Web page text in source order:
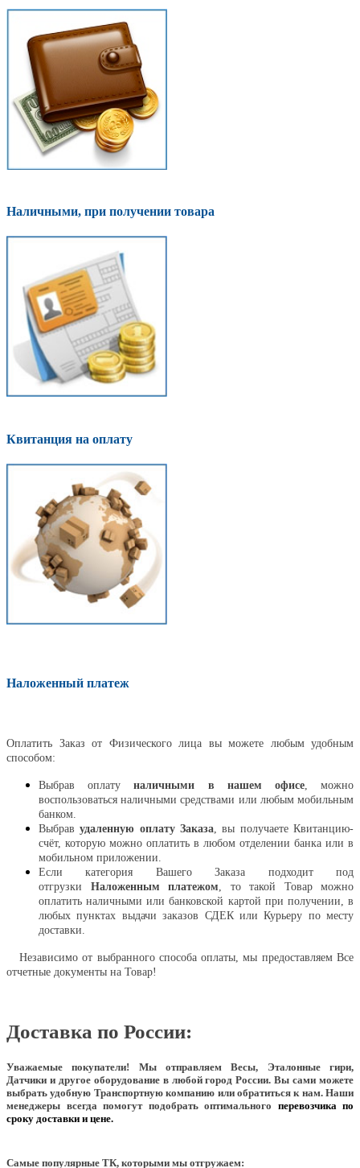
Наличными, при получении товара
Квитанция на оплату
Наложенный платеж
Оплатить Заказ от Физического лица вы можете любым удобным
способом:
Выбрав оплатуналичными в нашем офисе, можно
воспользоваться наличными средствами или любым мобильным
банком.
Выбравудаленную оплату Заказа , вы получаете Квитанцию-
счёт, которую можно оплатить в любом отделении банка или в
мобильном приложении.
Если категория Вашего Заказа подходит под
отгрузки Наложенным платежом , то такой Товар можно
оплатить наличными или банковской картой при получении, в
любых пунктах выдачи заказов СДЕК или Курьеру по месту
доставки.
Независимо от выбранного способа оплаты, мы предоставляем Все
отчетные документы на Товар!
Доставка по России:
Уважаемые покупатели! Мы отправляем Весы, Эталонные гири,
Датчики и другое оборудование в любой город России. Вы сами можете
выбрать удобную Транспортную компанию или обратиться к нам. Наши
менеджеры всегда помогут подобрать оптимального перевозчика по
сроку доставки и цене.
Самые популярные ТК, которыми мы отгружаем: